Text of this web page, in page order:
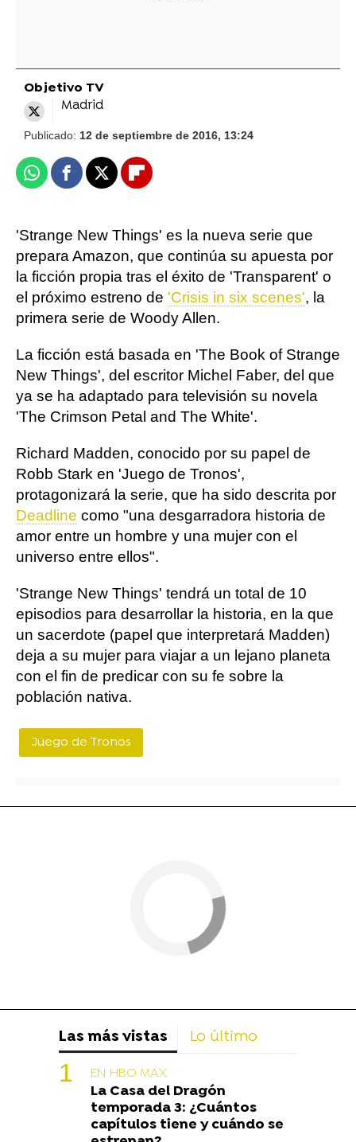
Objetivo TV
Madrid
Publicado: 12 de septiembre de 2016, 13:24
WhatsappFacebook
X Flipboard
'Strange New Things' es la nueva serie que
prepara Amazon, que continúa su apuesta por
la ficción propia tras el éxito de 'Transparent' o
el próximo estreno de 'Crisis in six scenes', la
primera serie de Woody Allen.
La ficción está basada en 'The Book of Strange
New Things', del escritor Michel Faber, del que
ya se ha adaptado para televisión su novela
'The Crimson Petal and The White'.
Richard Madden, conocido por su papel de
Robb Stark en 'Juego de Tronos',
protagonizará la serie, que ha sido descrita por
Deadline como "una desgarradora historia de
amor entre un hombre y una mujer con el
universo entre ellos".
'Strange New Things' tendrá un total de 10
episodios para desarrollar la historia, en la que
un sacerdote (papel que interpretará Madden)
deja a su mujer para viajar a un lejano planeta
con el fin de predicar con su fe sobre la
población nativa.
Juego de Tronos
Las más vistas Lo último
EN HBO MAX
La Casa del Dragón
temporada 3: ¿Cuántos
capítulos tiene y cuándo se